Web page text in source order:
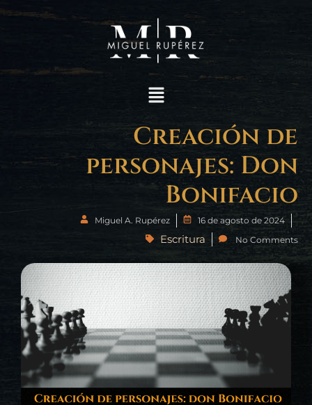
Ir
MENÚ
Creación de
personajes: Don
Bonifacio
Miguel A. Rupérez 16 de agosto de 2024
Escritura No Comments